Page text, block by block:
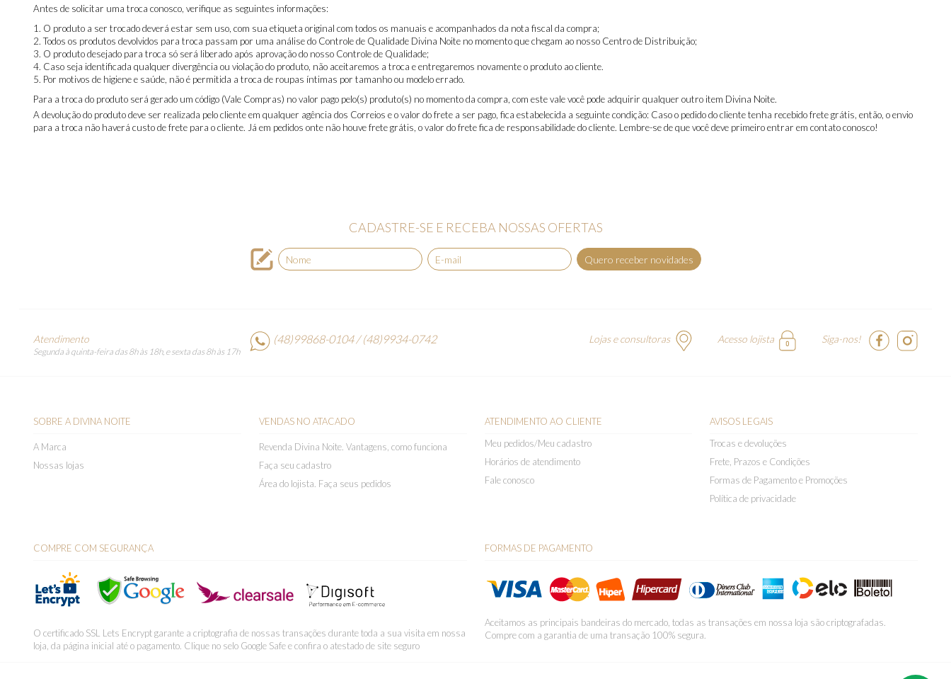
Antes de solicitar uma troca conosco, verifique as seguintes informações:
O produto a ser trocado deverá estar sem uso, com sua etiqueta original com todos os manuais e acompanhados da nota fiscal da compra;
Todos os produtos devolvidos para troca passam por uma análise do Controle de Qualidade Divina Noite no momento que chegam ao nosso Centro de Distribuição;
O produto desejado para troca só será liberado após aprovação do nosso Controle de Qualidade;
Caso seja identificada qualquer divergência ou violação do produto, não aceitaremos a troca e entregaremos novamente o produto ao cliente.
Por motivos de higiene e saúde, não é permitida a troca de roupas íntimas por tamanho ou modelo errado.
Para a troca do produto será gerado um código (Vale Compras) no valor pago pelo(s) produto(s) no momento da compra, com este vale você pode adquirir qualquer outro item Divina Noite.
A devolução do produto deve ser realizada pelo cliente em qualquer agência dos Correios e o valor do frete a ser pago, fica estabelecida a seguinte condição: Caso o pedido do cliente tenha recebido frete grátis, então, o envio
para a troca não haverá custo de frete para o cliente. Já em pedidos onte não houve frete grátis, o valor do frete fica de responsabilidade do cliente. Lembre-se de que você deve primeiro entrar em contato conosco!
CADASTRE-SE E RECEBA NOSSAS OFERTAS
Quero receber novidades
Atendimento
Segunda à quinta-feira das 8h às 18h, e sexta das 8h às 17h
(48)99868-0104 / (48)9934-0742 Lojas e consultoras Acesso lojista Siga-nos!
SOBRE A DIVINA NOITE
A Marca
Nossas lojas
VENDAS NO ATACADO
Revenda Divina Noite. Vantagens, como funciona
Faça seu cadastro
Área do lojista. Faça seus pedidos
ATENDIMENTO AO CLIENTE
Meu pedidos/Meu cadastro
Horários de atendimento
Fale conosco
AVISOS LEGAIS
Trocas e devoluções
Frete, Prazos e Condições
Formas de Pagamento e Promoções
Política de privacidade
COMPRE COM SEGURANÇA
O certificado SSL Lets Encrypt garante a criptografia de nossas transações durante toda a sua visita em nossa
loja, da página inicial até o pagamento. Clique no selo Google Safe e confira o atestado de site seguro
FORMAS DE PAGAMENTO
Aceitamos as principais bandeiras do mercado, todas as transações em nossa loja são criptografadas.
Compre com a garantia de uma transação 100% segura.